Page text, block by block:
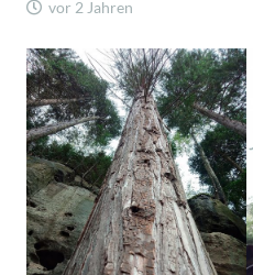
vor 2 Jahren